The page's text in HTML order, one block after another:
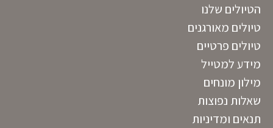
הטיולים שלנו
טיולים מאורגנים
טיולים פרטיים
מידע למטייל
מילון מונחים
שאלות נפוצות
תנאים ומדיניות